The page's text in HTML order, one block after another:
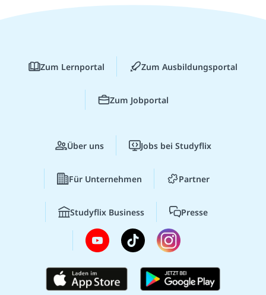
Zum Lernportal Zum Ausbildungsportal
Zum Jobportal
Über uns Jobs bei Studyflix
Für Unternehmen Partner
Studyflix Business Presse